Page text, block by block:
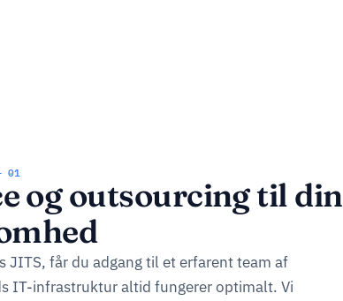
01
og outsourcing til din
får du adgang til et erfarent team af
IT-infrastruktur altid fungerer optimalt. Vi